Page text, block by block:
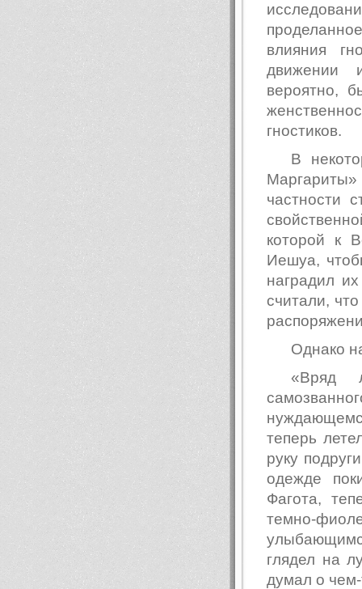
влияния
движении
вероятно,
гностиков.
В
частности
которой к
Иешуа,
наградил
считали,
Однако
«Вряд
теперь
руку
одежде
Фагота,
темно-
глядел на
думал о